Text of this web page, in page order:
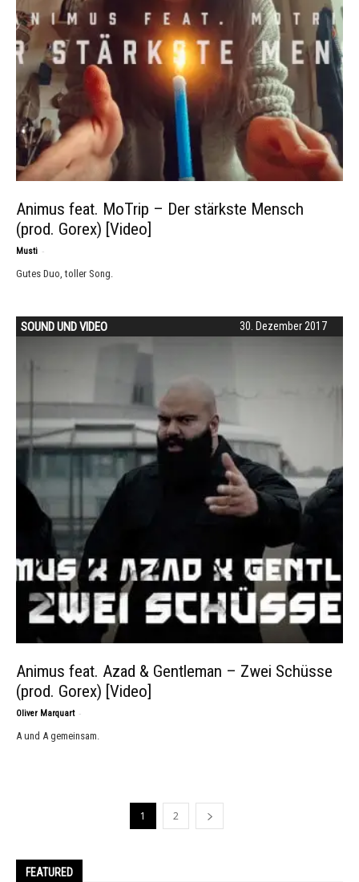
Animus feat. MoTrip – Der stärkste Mensch
(prod. Gorex) [Video]
Musti -
Gutes Duo, toller Song.
30. Dezember 2017
SOUND UND VIDEO
Animus feat. Azad & Gentleman – Zwei Schüsse
(prod. Gorex) [Video]
Oliver Marquart -
A und A gemeinsam.
1 2
FEATURED